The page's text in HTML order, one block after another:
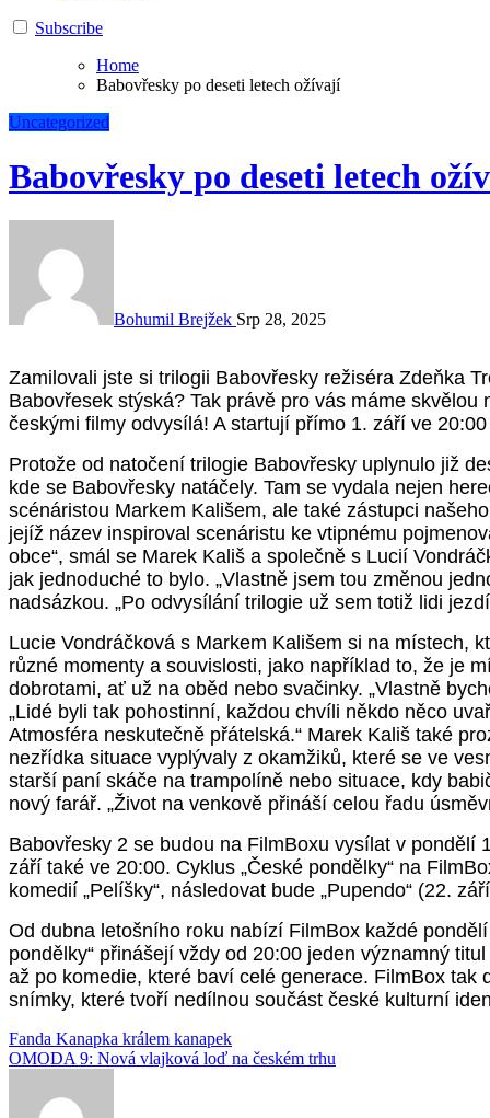
Subscribe
Home
Babovřesky po deseti letech ožívají
Uncategorized
Babovřesky po deseti letech
Bohumil Brejžek Srp 28, 2025
Zamilovali jste si trilogii Babovřesky režiséra Zdeňka Trošky a už se vám po rozverných příbězích z
Babovřesek stýská? Tak právě pro vás máme
českými filmy odvysílá! A startují přímo 1. září ve
Protože od natočení trilogie Babovřesky uplynulo již
kde se Babovřesky natáčely. Tam se vydala nejen
scénáristou Markem Kališem, ale také zástupci
jejíž název inspiroval scenáristu ke vtipnému
obce“, smál se Marek Kališ a společně s Lucií
jak jednoduché to bylo. „Vlastně jsem tou změnou
nadsázkou. „Po odvysílání trilogie už sem totiž lidi
Lucie Vondráčková s Markem Kališem si na místech,
různé momenty a souvislosti, jako například to, že je
dobrotami, ať už na oběd nebo svačinky. „Vlastně
„Lidé byli tak pohostinní, každou chvíli někdo něco
Atmosféra neskutečně přátelská.“ Marek Kališ také
nezřídka situace vyplývaly z okamžiků, které se ve
starší paní skáče na trampolíně nebo situace, kdy
nový farář. „Život na venkově přináší celou řadu
Babovřesky 2 se budou na FilmBoxu vysílat v pondělí
září také ve 20:00. Cyklus „České pondělky“ na
komedií „Pelíšky“, následovat bude „Pupendo“ (22.
Od dubna letošního roku nabízí FilmBox každé
pondělky“ přinášejí vždy od 20:00 jeden významný
až po komedie, které baví celé generace. FilmBox
snímky, které tvoří nedílnou součást české kulturní
Navigace
pro
příspěvek
Fanda Kanapka králem kanapek
OMODA 9: Nová vlajková loď na českém trhu